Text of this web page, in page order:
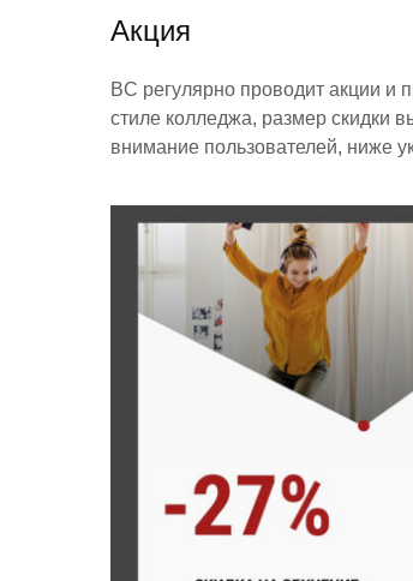
Акция
BC регулярно проводит акции и
стиле колледжа, размер скидки
внимание пользователей, ниже